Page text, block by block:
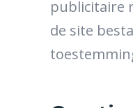
publicitaire
de site